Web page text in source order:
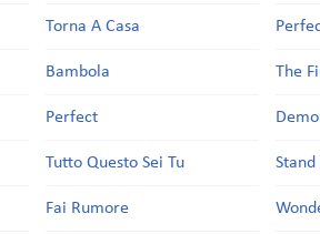
Torna A Casa
Bambola
Perfect
Tutto Questo Sei Tu
Fai Rumore
The